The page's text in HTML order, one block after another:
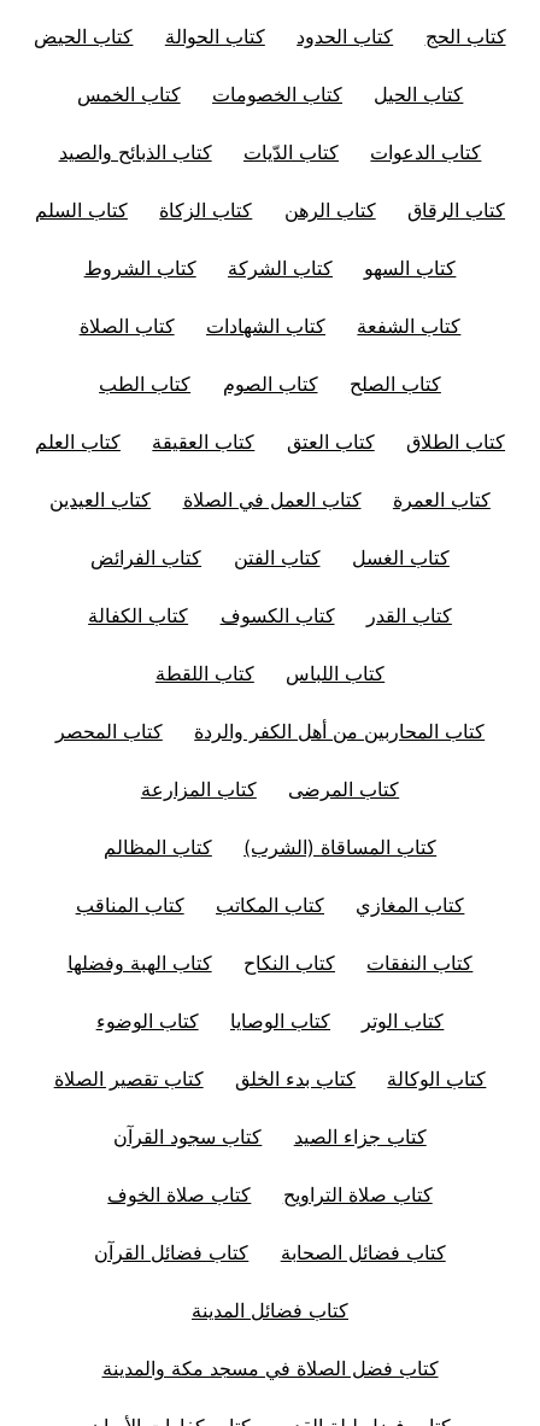
كتاب الحج كتاب الحدود كتاب الحوالة كتاب الحيض
كتاب الحيل كتاب الخصومات كتاب الخمس
كتاب الدعوات كتاب الدّيات كتاب الذبائح والصيد
كتاب الرقاق كتاب الرهن كتاب الزكاة كتاب السلم
كتاب السهو كتاب الشركة كتاب الشروط
كتاب الشفعة كتاب الشهادات كتاب الصلاة
كتاب الصلح كتاب الصوم كتاب الطب
كتاب الطلاق كتاب العتق كتاب العقيقة كتاب العلم
كتاب العمرة كتاب العمل في الصلاة كتاب العيدين
كتاب الغسل كتاب الفتن كتاب الفرائض
كتاب القدر كتاب الكسوف كتاب الكفالة
كتاب اللباس كتاب اللقطة
كتاب المحاربين من أهل الكفر والردة كتاب المحصر
كتاب المرضى كتاب المزارعة
كتاب المساقاة (الشرب) كتاب المظالم
كتاب المغازي كتاب المكاتب كتاب المناقب
كتاب النفقات كتاب النكاح كتاب الهبة وفضلها
كتاب الوتر كتاب الوصايا كتاب الوضوء
كتاب الوكالة كتاب بدء الخلق كتاب تقصير الصلاة
كتاب جزاء الصيد كتاب سجود القرآن
كتاب صلاة التراويح كتاب صلاة الخوف
كتاب فضائل الصحابة كتاب فضائل القرآن
كتاب فضائل المدينة
كتاب فضل الصلاة في مسجد مكة والمدينة